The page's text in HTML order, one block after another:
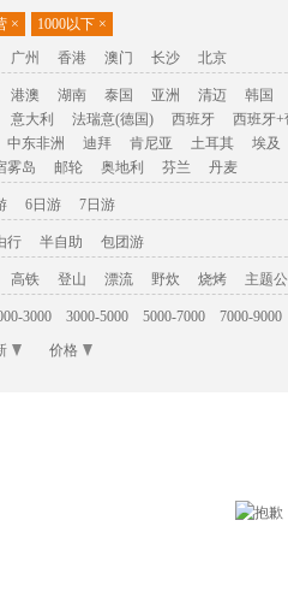
× 1000以下 ×
广州 香港 澳门 长沙 北京
港澳 湖南 泰国 亚洲 清迈
韩国
意大利 法瑞意(德国) 西班牙
西班牙+
中东非洲 迪拜 肯尼亚 土耳其
埃及
雾岛 邮轮 奥地利 芬兰 丹麦
6日游 7日游
行 半自助 包团游
高铁 登山 漂流 野炊 烧烤 主题
3000 3000-5000 5000-7000
7000-9000
价格